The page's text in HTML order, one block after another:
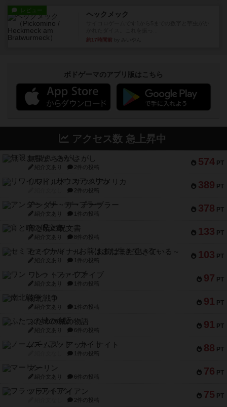
レビュー ヘックメック
約17時間前
ボドゲーマのアプリ版はこちら
アクセス数 急上昇中
574 PT
無限まちがいさがし
紹介文あり 2件の投稿
389 PT
リワイルド：サウスアメリカ
2件の投稿
378 PT
アンダー・ザ・テーブラー
紹介文あり 1件の投稿
133 PT
宵と暁の呪文書
紹介文あり 8件の投稿
103 PT
セミファイナル ～お前はまだ生きている～
紹介文あり 1件の投稿
97 PT
ワン・トゥ・ファイブ
紹介文あり 1件の投稿
91 PT
南北戦争
紹介文あり 1件の投稿
91 PT
ふたつの城の物語
紹介文あり 6件の投稿
88 PT
ノームズ・アット・ナイト
1件の投稿
76 PT
マーリン
紹介文あり 6件の投稿
75 PT
フラットアイアン
2件の投稿